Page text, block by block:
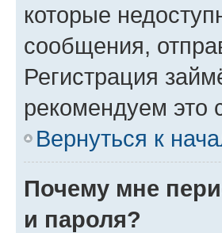
которые
сообщения,
Регистрация
рекомендуем это
Вернуться к
Почему мне
и пароля?